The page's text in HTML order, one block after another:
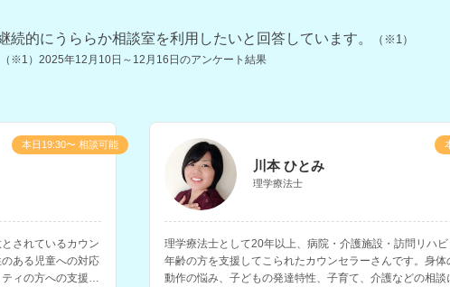
続的にうららか相談室を利用したいと回答しています。 （※1）
（※1） 2025年12月10日～12月16日 のアンケート結果
されているカウン
ある児童への対応
ィの方への支援も
本日19:30〜 相談可能
川本 ひとみ
理学療法士
理学療法士として20年以上、病院・介護施設・訪問リハ
年齢の方を支援してこられたカウンセラーさんです。身体
動作の悩み、子どもの発達特性、子育て、介護などの相談